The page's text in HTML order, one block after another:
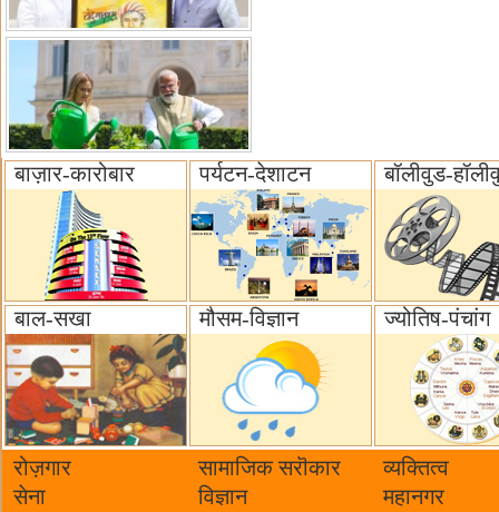
बाज़ार-कारोबार पर्यटन-देशाटन बॉलीवुड-
बाल-सखा मौसम-विज्ञान ज्योतिष-पंचांग
रोज़गार सामाजिक सरॊकार‌
व्यक्तित्व
सेना
विज्ञान
महानगर